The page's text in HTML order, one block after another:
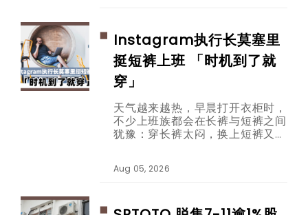
Instagram执行长莫塞里
挺短裤上班 「时机到了就
穿」
天气越来越热，早晨打开衣柜时，
不少上班族都会在长裤与短裤之间
犹豫：穿长裤太闷，换上短裤又担
论。
Aug 05, 2026